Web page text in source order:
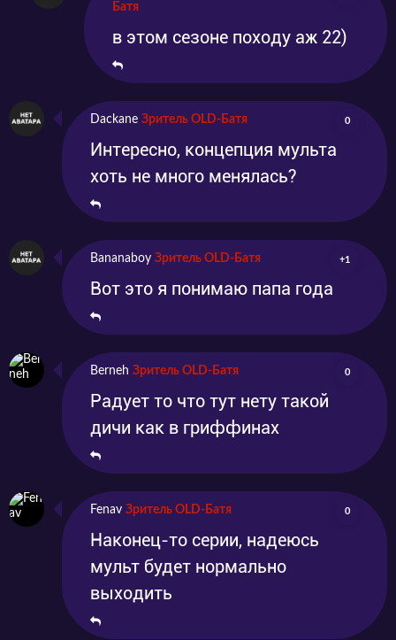
Батя
в этом сезоне походу аж 22)
Dackane Зритель OLD-Батя 0
Интересно, концепция мульта
хоть не много менялась?
Bananaboy Зритель OLD-Батя +1
Вот это я понимаю папа года
Berneh Зритель OLD-Батя 0
Радует то что тут нету такой
дичи как в гриффинах
Fenav Зритель OLD-Батя 0
Наконец-то серии, надеюсь
мульт будет нормально
выходить